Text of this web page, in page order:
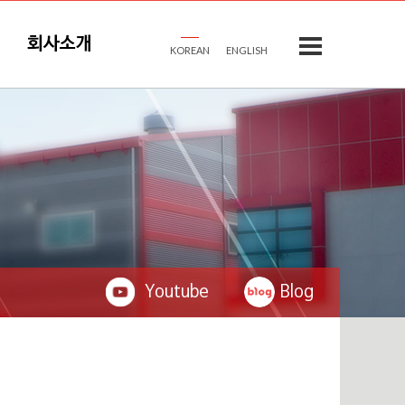
KOREAN ENGLISH
회사소개
Youtube Blog